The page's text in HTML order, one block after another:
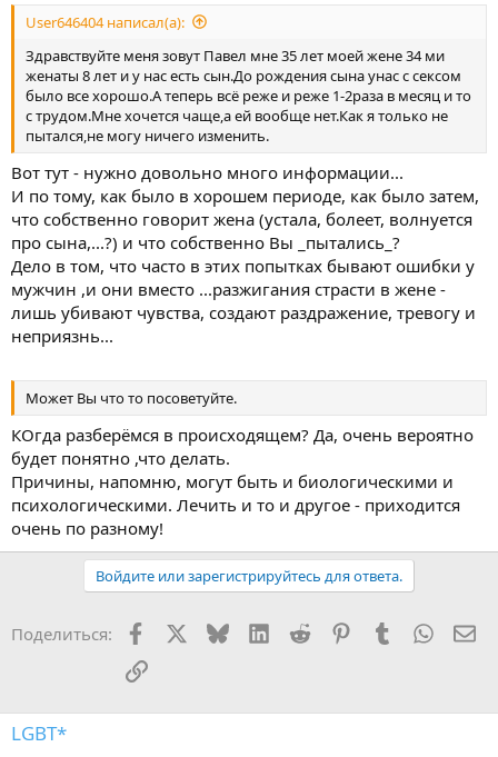
User646404 написал(а):
Здравствуйте меня зовут Павел мне 35 лет моей жене 34 ми
женаты 8 лет и у нас есть сын.До рождения сына унас с сексом
было все хорошо.А теперь всё реже и реже 1-2раза в месяц и то
с трудом.Мне хочется чаще,а ей вообще нет.Как я только не
пытался,не могу ничего изменить.
Вот тут - нужно довольно много информации...
И по тому, как было в хорошем периоде, как было затем,
что собственно говорит жена (устала, болеет, волнуется
про сына,...?) и что собственно Вы _пытались_?
Дело в том, что часто в этих попытках бывают ошибки у
мужчин ,и они вместо ...разжигания страсти в жене -
лишь убивают чувства, создают раздражение, тревогу и
неприязнь...
Может Вы что то посоветуйте.
КОгда разберёмся в происходящем? Да, очень вероятно
будет понятно ,что делать.
Причины, напомню, могут быть и биологическими и
психологическими. Лечить и то и другое - приходится
очень по разному!
Войдите или зарегистрируйтесь для ответа.
Поделиться: Facebook BlueskyLinkedIn
Reddit PinterestTumblr
Ссылка
LGBT*